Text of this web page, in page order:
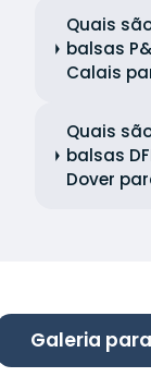
Quais
balsas
Calais
Quais
balsas
Dover
Galeria